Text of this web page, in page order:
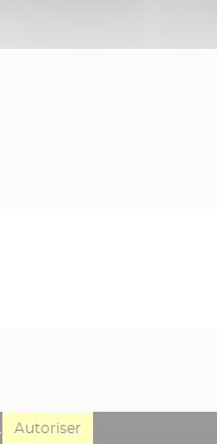
Autoriser